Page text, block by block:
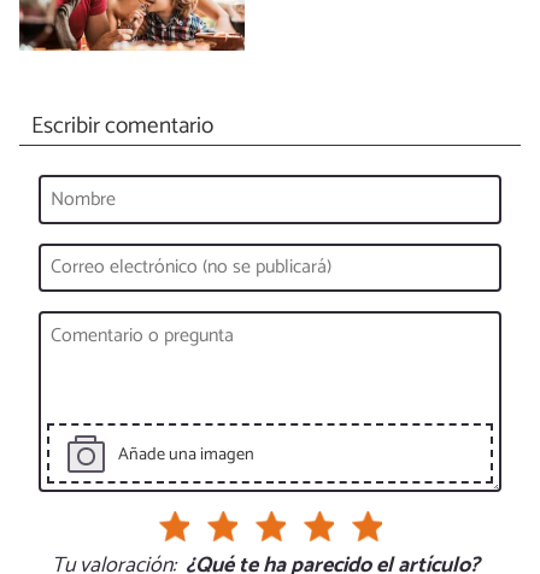
Escribir comentario
Añade una imagen
Tu valoración: ¿Qué te ha parecido el artículo?